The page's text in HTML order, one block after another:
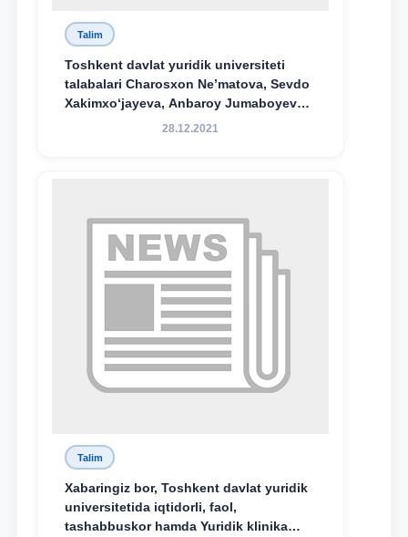
Talim
Toshkent davlat yuridik universiteti
talabalari Charosxon Ne’matova, Sevdo
Xakimxo‘jayeva, Anbaroy Jumaboyeva
hamda TDYU qoshidagi M.S.Vosiqova
bo‘ldi.
28.12.2021
Talim
Xabaringiz bor, Toshkent davlat yuridik
universitetida iqtidorli, faol,
tashabbuskor hamda Yuridik klinika